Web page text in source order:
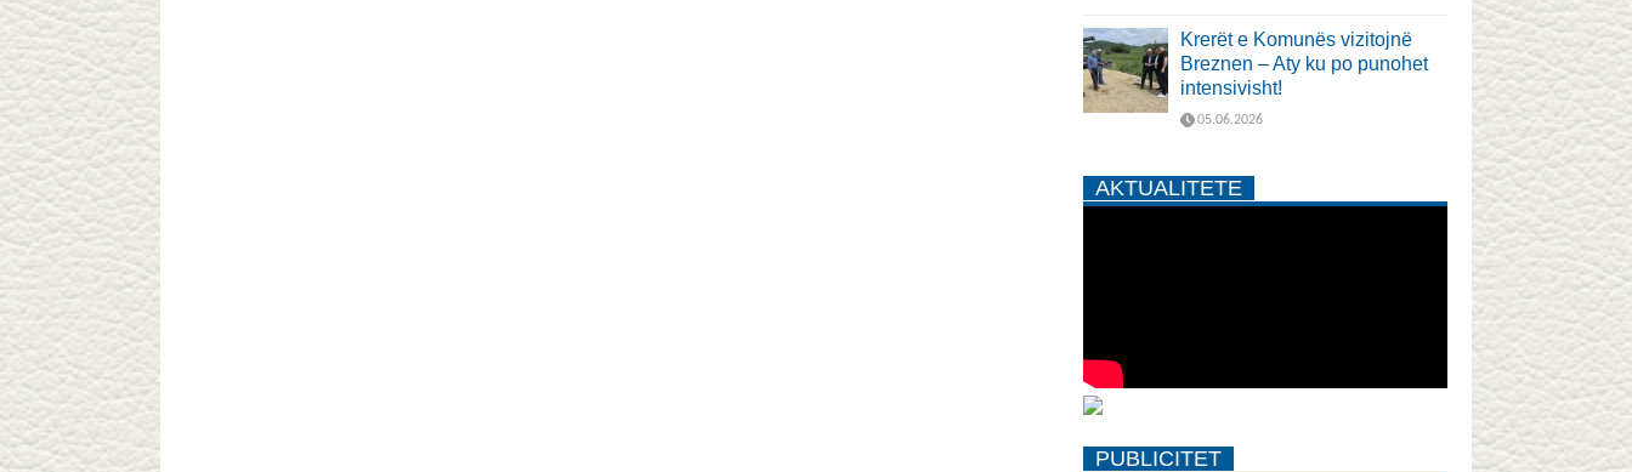
Krerët e Komunës vizitojnë
Breznen – Aty ku po punohet
intensivisht!
05.06.2026
AKTUALITETE
PUBLICITET